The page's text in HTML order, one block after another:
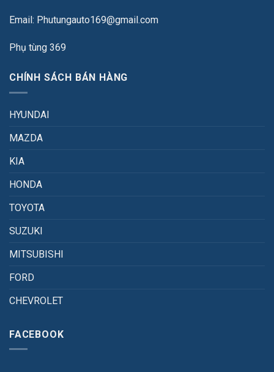
Email: Phutungauto169@gmail.com
Phụ tùng 369
CHÍNH SÁCH BÁN HÀNG
HYUNDAI
MAZDA
KIA
HONDA
TOYOTA
SUZUKI
MITSUBISHI
FORD
CHEVROLET
FACEBOOK